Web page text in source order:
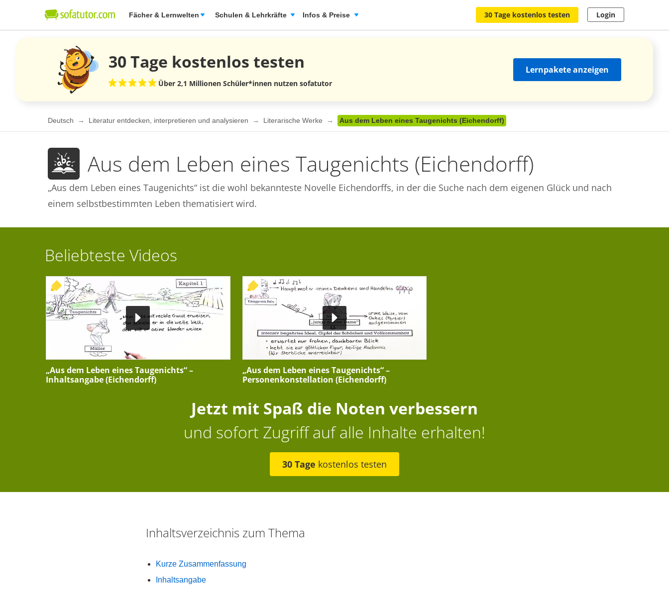
Fächer & Lernwelten Schulen & Lehrkräfte Infos & Preise 30 Tage kostenlos testen Login
30 Tage kostenlos testen
Über 2,1 Millionen Schüler*innen nutzen sofatutor
Lernpakete anzeigen
Deutsch Literatur entdecken, interpretieren und analysieren Literarische Werke Aus dem Leben eines Taugenichts (Eichendorff)
Aus dem Leben eines Taugenichts (Eichendorff)
„Aus dem Leben eines Taugenichts“ ist die wohl bekannteste Novelle Eichendorffs, in der die Suche nach dem eigenen Glück und nach
einem selbstbestimmten Leben thematisiert wird.
Beliebteste Videos
+ INTERAKTIVE ÜBUNG
„Aus dem Leben eines Taugenichts“ –
Inhaltsangabe (Eichendorff)
+ INTERAKTIVE ÜBUNG
„Aus dem Leben eines Taugenichts“ –
Personenkonstellation (Eichendorff)
Jetzt mit Spaß die Noten verbessern
und sofort Zugriff auf alle Inhalte erhalten!
30 Tage kostenlos testen
Inhaltsverzeichnis zum Thema
Kurze Zusammenfassung
Inhaltsangabe